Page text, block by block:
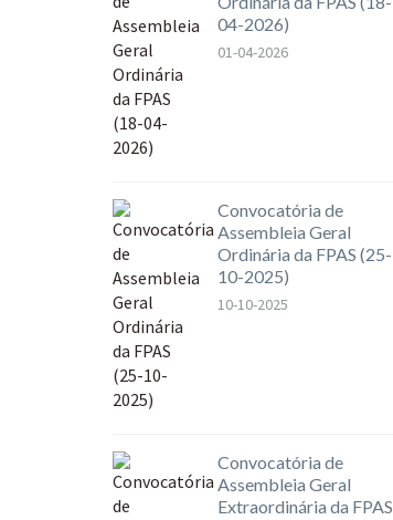
04-2026)
01-04-2026
Convocatória de
Assembleia Geral
Ordinária da FPAS (25-
10-2025)
10-10-2025
Convocatória de
Assembleia Geral
Extraordinária da FPAS